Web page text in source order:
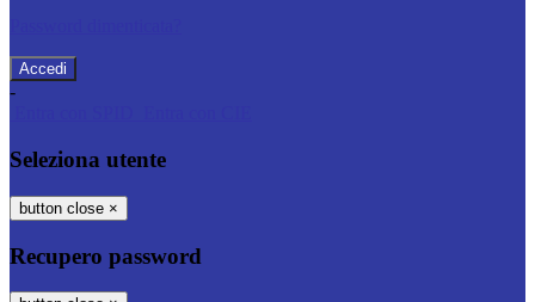
-
Seleziona utente
button close ×
Recupero password